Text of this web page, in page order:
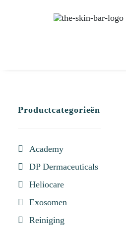
Productcategorieën
Academy
DP Dermaceuticals
Heliocare
Exosomen
Reiniging